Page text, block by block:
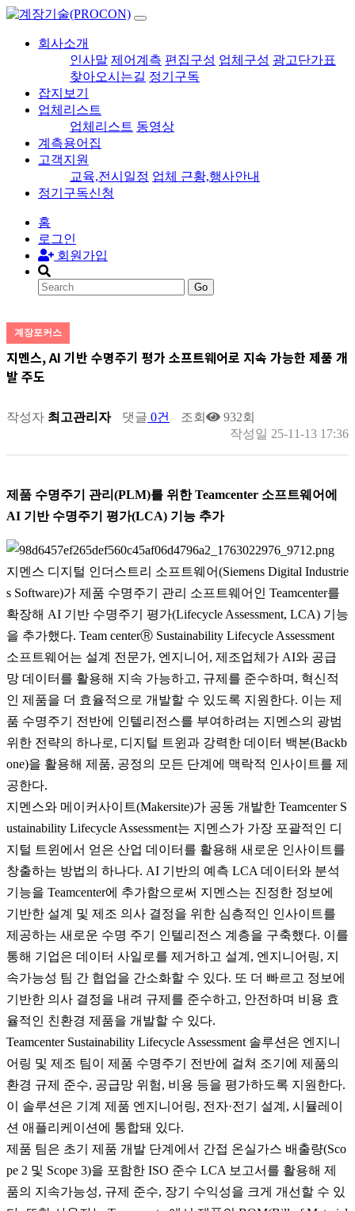
회사소개
인사말 제어계측 편집구성 업체구성 광고단가표
찾아오시는길 정기구독
잡지보기
업체리스트
업체리스트 동영상
계측용어집
고객지원
교육,전시일정 업체 근황,행사안내
정기구독신청
홈
로그인
회원가입
Go
계장포커스
지멘스, AI 기반 수명주기 평가 소프트웨어로 지속 가능한 제품 개
발 주도
작성자 최고관리자 댓글 0건 조회
932회
작성일 25-11-13 17:36
제품 수명주기 관리(PLM)를 위한 Teamcenter 소프트웨어에
AI 기반 수명주기 평가(LCA) 기능 추가
지멘스 디지털 인더스트리 소프트웨어(Siemens Digital Industrie
s Software)가 제품 수명주기 관리 소프트웨어인 Teamcenter를
확장해 AI 기반 수명주기 평가(Lifecycle Assessment, LCA) 기능
을 추가했다. Team centerⓇ Sustainability Lifecycle Assessment
소프트웨어는 설계 전문가, 엔지니어, 제조업체가 AI와 공급
망 데이터를 활용해 지속 가능하고, 규제를 준수하며, 혁신적
인 제품을 더 효율적으로 개발할 수 있도록 지원한다. 이는 제
품 수명주기 전반에 인텔리전스를 부여하려는 지멘스의 광범
위한 전략의 하나로, 디지털 트윈과 강력한 데이터 백본(Backb
one)을 활용해 제품, 공정의 모든 단계에 맥락적 인사이트를 제
공한다.
지멘스와 메이커사이트(Makersite)가 공동 개발한 Teamcenter S
ustainability Lifecycle Assessment는 지멘스가 가장 포괄적인 디
지털 트윈에서 얻은 산업 데이터를 활용해 새로운 인사이트를
창출하는 방법의 하나다. AI 기반의 예측 LCA 데이터와 분석
기능을 Teamcenter에 추가함으로써 지멘스는 진정한 정보에
기반한 설계 및 제조 의사 결정을 위한 심층적인 인사이트를
제공하는 새로운 수명 주기 인텔리전스 계층을 구축했다. 이를
통해 기업은 데이터 사일로를 제거하고 설계, 엔지니어링, 지
속가능성 팀 간 협업을 간소화할 수 있다. 또 더 빠르고 정보에
기반한 의사 결정을 내려 규제를 준수하고, 안전하며 비용 효
율적인 친환경 제품을 개발할 수 있다.
Teamcenter Sustainability Lifecycle Assessment 솔루션은 엔지니
어링 및 제조 팀이 제품 수명주기 전반에 걸쳐 조기에 제품의
환경 규제 준수, 공급망 위험, 비용 등을 평가하도록 지원한다.
이 솔루션은 기계 제품 엔지니어링, 전자·전기 설계, 시뮬레이
션 애플리케이션에 통합돼 있다.
제품 팀은 초기 제품 개발 단계에서 간접 온실가스 배출량(Sco
pe 2 및 Scope 3)을 포함한 ISO 준수 LCA 보고서를 활용해 제
품의 지속가능성, 규제 준수, 장기 수익성을 크게 개선할 수 있